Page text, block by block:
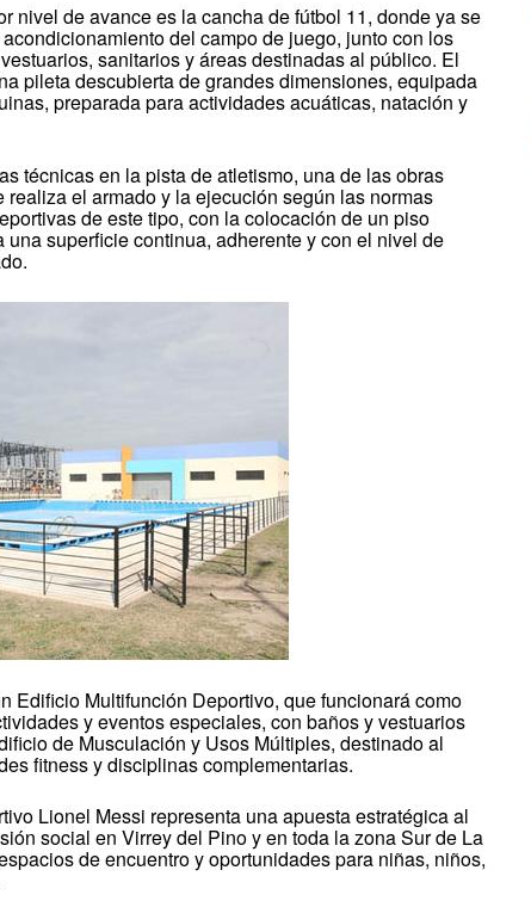
nivel de avance es la cancha de fútbol 11, donde ya se
del campo de juego, junto con los
sanitarios y áreas destinadas al público. El
pileta descubierta de grandes dimensiones, equipada
preparada para actividades acuáticas, natación y
técnicas en la pista de atletismo, una de las obras
el armado y la ejecución según las normas
de este tipo, con la colocación de un piso
superficie continua, adherente y con el nivel de
Edificio Multifunción Deportivo, que funcionará como
y eventos especiales, con baños y vestuarios
de Musculación y Usos Múltiples, destinado al
fitness y disciplinas complementarias.
Lionel Messi representa una apuesta estratégica al
social en Virrey del Pino y en toda la zona Sur de La
de encuentro y oportunidades para niñas, niños,